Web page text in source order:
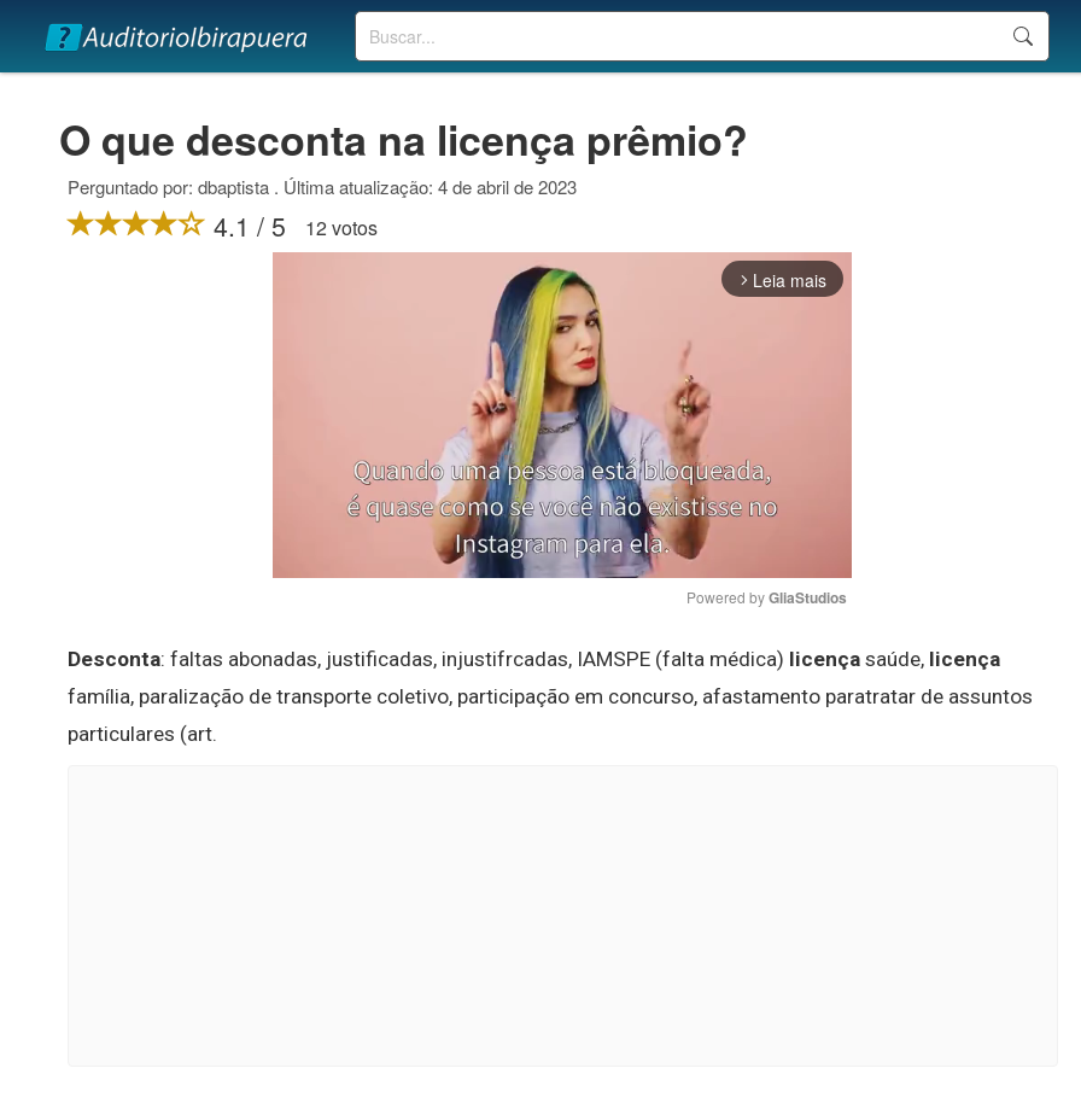
Buscar
O que desconta na licença prêmio?
Perguntado por: dbaptista . Última atualização: 4 de abril de 2023
4.1 / 5 12 votos
arrow_forward_ios Leia mais
Mute
Powered by GliaStudios
Desconta: faltas abonadas, justificadas, injustifrcadas, IAMSPE (falta médica) licença saúde, licença
família, paralização de transporte coletivo, participação em concurso, afastamento paratratar de assuntos
particulares (art.